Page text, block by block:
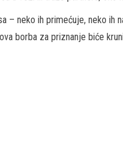
– neko ih primećuje, neko ih
borba za priznanje biće